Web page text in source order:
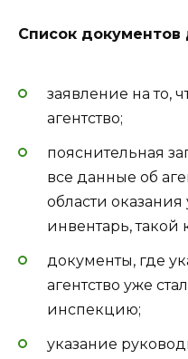
Список
заявление на то,
агентство;
пояснительная
все данные об
области оказания
инвентарь, такой
документы, где
агентство уже
инспекцию;
указание